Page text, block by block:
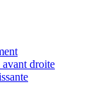
droite